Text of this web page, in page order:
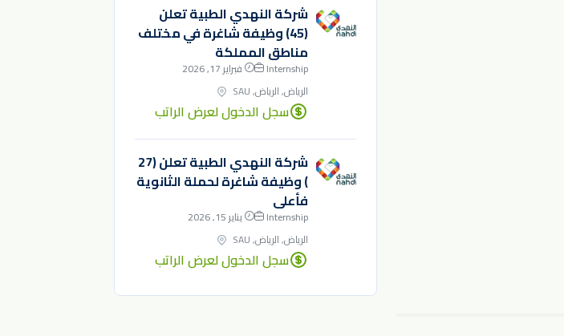
شركة النهدي الطبية تعلن
(45) وظيفة شاغرة في مختلف
مناطق المملكة
Internship
فبراير 17, 2026
الرياض, الرياض, SAU
سجل الدخول لعرض الراتب
شركة النهدي الطبية تعلن (27
) وظيفة شاغرة لحملة الثانوية
فأعلى
Internship
يناير 15, 2026
الرياض, الرياض, SAU
سجل الدخول لعرض الراتب